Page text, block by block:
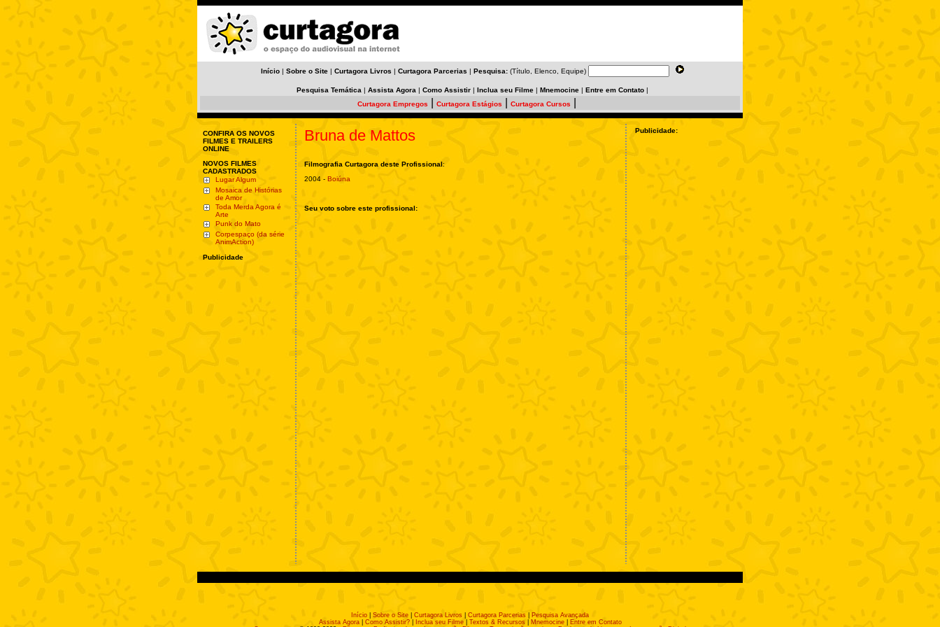
Início | Sobre o Site | Curtagora Livros | Curtagora Parcerias | Pesquisa: (Título, Elenco, Equipe)
Pesquisa Temática | Assista Agora | Como Assistir | Inclua seu Filme | Mnemocine | Entre em Contato |
Curtagora Empregos
Curtagora Estágios Curtagora Cursos
CONFIRA OS NOVOS
FILMES E TRAILERS
ONLINE
NOVOS FILMES
CADASTRADOS
Lugar Algum
Mosaica de Histórias
de Amor
Toda Merda Agora é
Arte
Punk do Mato
Corpespaço (da série
AnimAction)
Publicidade
Bruna de Mattos
Filmografia Curtagora deste Profissional:
2004 - Boiúna
Seu voto sobre este profissional:
Publicidade:
Início Sobre o Site Curtagora Livros Curtagora Parcerias
Pesquisa Avançada
Assista Agora| Como Assistir?| Inclua seu Filme| Textos & Recursos Mnemocine|
Entre em Contato